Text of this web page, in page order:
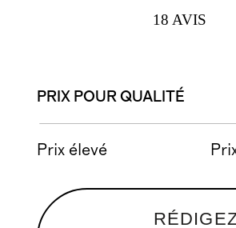
18 AVIS
PRIX POUR QUALITÉ
Prix élevé